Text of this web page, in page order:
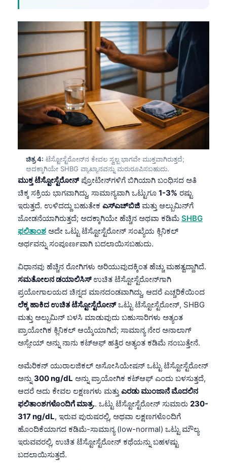
ಚಿತ್ರ 4: ಟೆಸ್ಟೋಸ್ಟೆರೋನ್‌ನ ಕೇವಲ ಸ್ವಲ್ಪ ಭಾಗವೇ ಮುಕ್ತವಾಗಿರುತ್ತದೆ;
ಅದಕ್ಕಾಗಿಯೇ SHBG ವ್ಯಾಖ್ಯಾನವನ್ನು ಮರುರೂಪಿಸಬಹುದು.
ಮುಕ್ತ ಟೆಸ್ಟೋಸ್ಟೆರೋನ್ಪ್ರೋಟೀನ್‌ಗಳಿಗೆ ಬಿಗಿಯಾಗಿ ಬಂಧಿಸದ ಅತಿ
ಚಿಕ್ಕ ಸಕ್ರಿಯ ಭಾಗವಾಗಿದ್ದು, ಸಾಮಾನ್ಯವಾಗಿ ಒಟ್ಟುಗೂ 1-3% ರಷ್ಟು
ಇರುತ್ತದೆ. ಉಳಿದದ್ದು ಬಹುತೇಕ ಎಸ್‌ಎಚ್‌ಬಿಜಿ ಮತ್ತು ಆಲ್ಬುಮಿನ್‌ಗೆ
ಜೋಡನೆಯಾಗಿರುತ್ತದೆ; ಅದಕ್ಕಾಗಿಯೇ ಹೆಚ್ಚಿನ ಅಥವಾ ಕಡಿಮೆ SHBG
ಫಲಿತಾಂಶ ಅದೇ ಒಟ್ಟು ಟೆಸ್ಟೋಸ್ಟೆರೋನ್ ಸಂಖ್ಯೆಯ ಕ್ಲಿನಿಕಲ್
ಅರ್ಥವನ್ನು ಸಂಪೂರ್ಣವಾಗಿ ಬದಲಾಯಿಸಬಹುದು.
ವಿಧಾನವು ಹೆಚ್ಚಿನ ರೋಗಿಗಳು ಅರಿಯುವುದಕ್ಕಿಂತ ಹೆಚ್ಚು ಮಹತ್ವದ್ದಾಗಿದೆ.
ಸಮತೋಲನ ಡಯಾಲಿಸಿಸ್ಉಚಿತ ಟೆಸ್ಟೋಸ್ಟೆರೋನ್‌ಗಾಗಿ
ಪ್ರಯೋಗಾಲಯದ ಚಿನ್ನದ ಮಾನದಂಡವಾಗಿದ್ದು, ಆದರೆ ಎಚ್ಚರಿಕೆಯಿಂದ
ಲೆಕ್ಕ ಹಾಕಿದ ಉಚಿತ ಟೆಸ್ಟೋಸ್ಟೆರೋನ್‌ಒಟ್ಟು ಟೆಸ್ಟೋಸ್ಟೆರೋನ್‌, SHBG
ಮತ್ತು ಅಲ್ಬುಮಿನ್‌ ಬಳಸಿ ಮಾಡುವುದು ಬಹುಸಾರಿಗಳು ಅತ್ಯಂತ
ಪ್ರಾಯೋಗಿಕ ಕ್ಲಿನಿಕಲ್ ಆಯ್ಕೆಯಾಗಿದೆ; ಸಾಮಾನ್ಯ ನೇರ ಅನಾಲಾಗ್
ಅಸ್ಸೇಯ್‌ ಅನ್ನು ನಾನು ಕಟ್‌ಆಫ್‌ ಹತ್ತಿರ ಅತ್ಯಂತ ಕಡಿಮೆ ನಂಬುತ್ತೇನೆ.
ಅಮೆರಿಕನ್ ಯುರಾಲಜಿಕಲ್ ಅಸೋಸಿಯೇಷನ್‌ ಒಟ್ಟು ಟೆಸ್ಟೋಸ್ಟೆರೋನ್‌
ಅನ್ನು 300 ng/dL ಅನ್ನು ಪ್ರಾಯೋಗಿಕ ಕಟ್‌ಆಫ್‌ ಎಂದು ಬಳಸುತ್ತದೆ,
ಆದರೆ ಅದು ಕೇವಲ ಲಕ್ಷಣಗಳು ಮತ್ತು ಎರಡು ಮುಂಜಾನೆ ಮೊದಲಿನ
ಫಲಿತಾಂಶಗಳೊಂದಿಗೆ ಮಾತ್ರ.. ಒಟ್ಟು ಟೆಸ್ಟೋಸ್ಟೆರೋನ್‌ ಸುಮಾರು 230-
317 ng/dL, ಇರುವ ಪುರುಷರಲ್ಲಿ, ಅಥವಾ ಲಕ್ಷಣಗಳೊಂದಿಗೆ
ಹೊಂದಿಕೆಯಾಗದ ಕಡಿಮೆ-ಸಾಮಾನ್ಯ (low-normal) ಒಟ್ಟು ಮೌಲ್ಯ
ಇರುವವರಲ್ಲಿ, ಉಚಿತ ಟೆಸ್ಟೋಸ್ಟೆರೋನ್‌ ಕಥೆಯನ್ನು ಬಹಳಷ್ಟು
ಬದಲಾಯಿಸುತ್ತದೆ.